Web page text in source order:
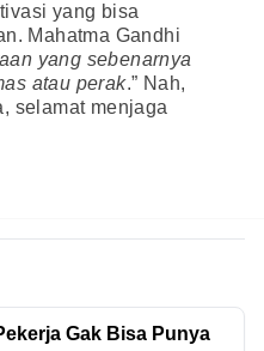
yang bisa
Mahatma Gandhi
yang sebenarnya
atau perak.” Nah,
selamat menjaga
Gak Bisa Punya